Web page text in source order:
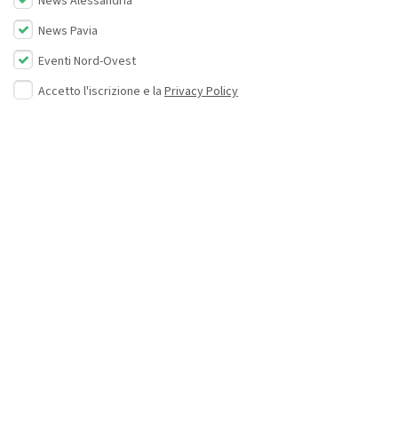
News Pavia
Eventi Nord-Ovest
Accetto l'iscrizione e la Privacy Policy